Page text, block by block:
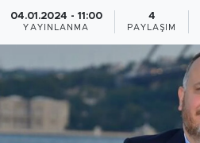
04.01.2024 - 11:00
YAYINLANMA
4
PAYLAŞIM
İnşaat-Emlak
Kültür-Sanat